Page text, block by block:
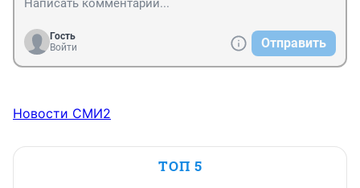
Гость
Войти
Отправить
Новости СМИ2
ТОП 5